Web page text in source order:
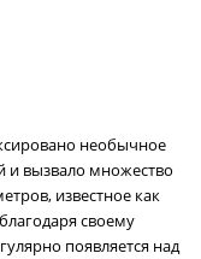
необычное
и вызвало множество
известное как
своему
появляется над